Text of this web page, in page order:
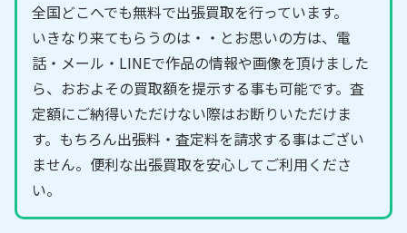
全国どこへでも無料で出張買取を行っています。
いきなり来てもらうのは・・とお思いの方は、電
話・メール・LINEで作品の情報や画像を頂けました
ら、おおよその買取額を提示する事も可能です。査
定額にご納得いただけない際はお断りいただけま
す。もちろん出張料・査定料を請求する事はござい
ません。便利な出張買取を安心してご利用くださ
い。